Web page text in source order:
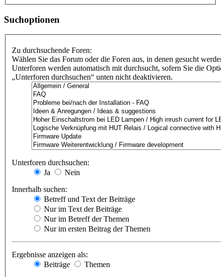
Suchoptionen
Zu durchsuchende Foren:
Wählen Sie das Forum oder die Foren aus, in denen gesucht
Unterforen werden automatisch mit durchsucht, sofern Sie die
„Unterforen durchsuchen“ unten nicht deaktivieren.
Unterforen durchsuchen:
Ja
Nein
Innerhalb suchen:
Betreff und Text der Beiträge
Nur im Text der Beiträge
Nur im Betreff der Themen
Nur im ersten Beitrag der Themen
Ergebnisse anzeigen als:
Beiträge
Themen